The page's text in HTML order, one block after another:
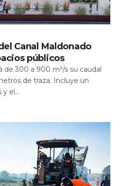
Canal Maldonado
públicos
de 300 a 900 m³/s su caudal
de traza. Incluye un
el...